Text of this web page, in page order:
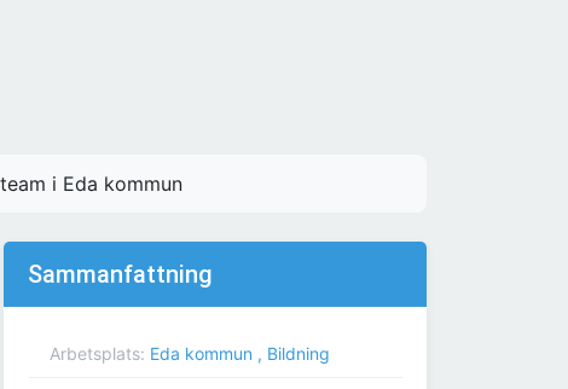
i Eda kommun
Sammanfattning
Arbetsplats: Eda kommun , Bildning